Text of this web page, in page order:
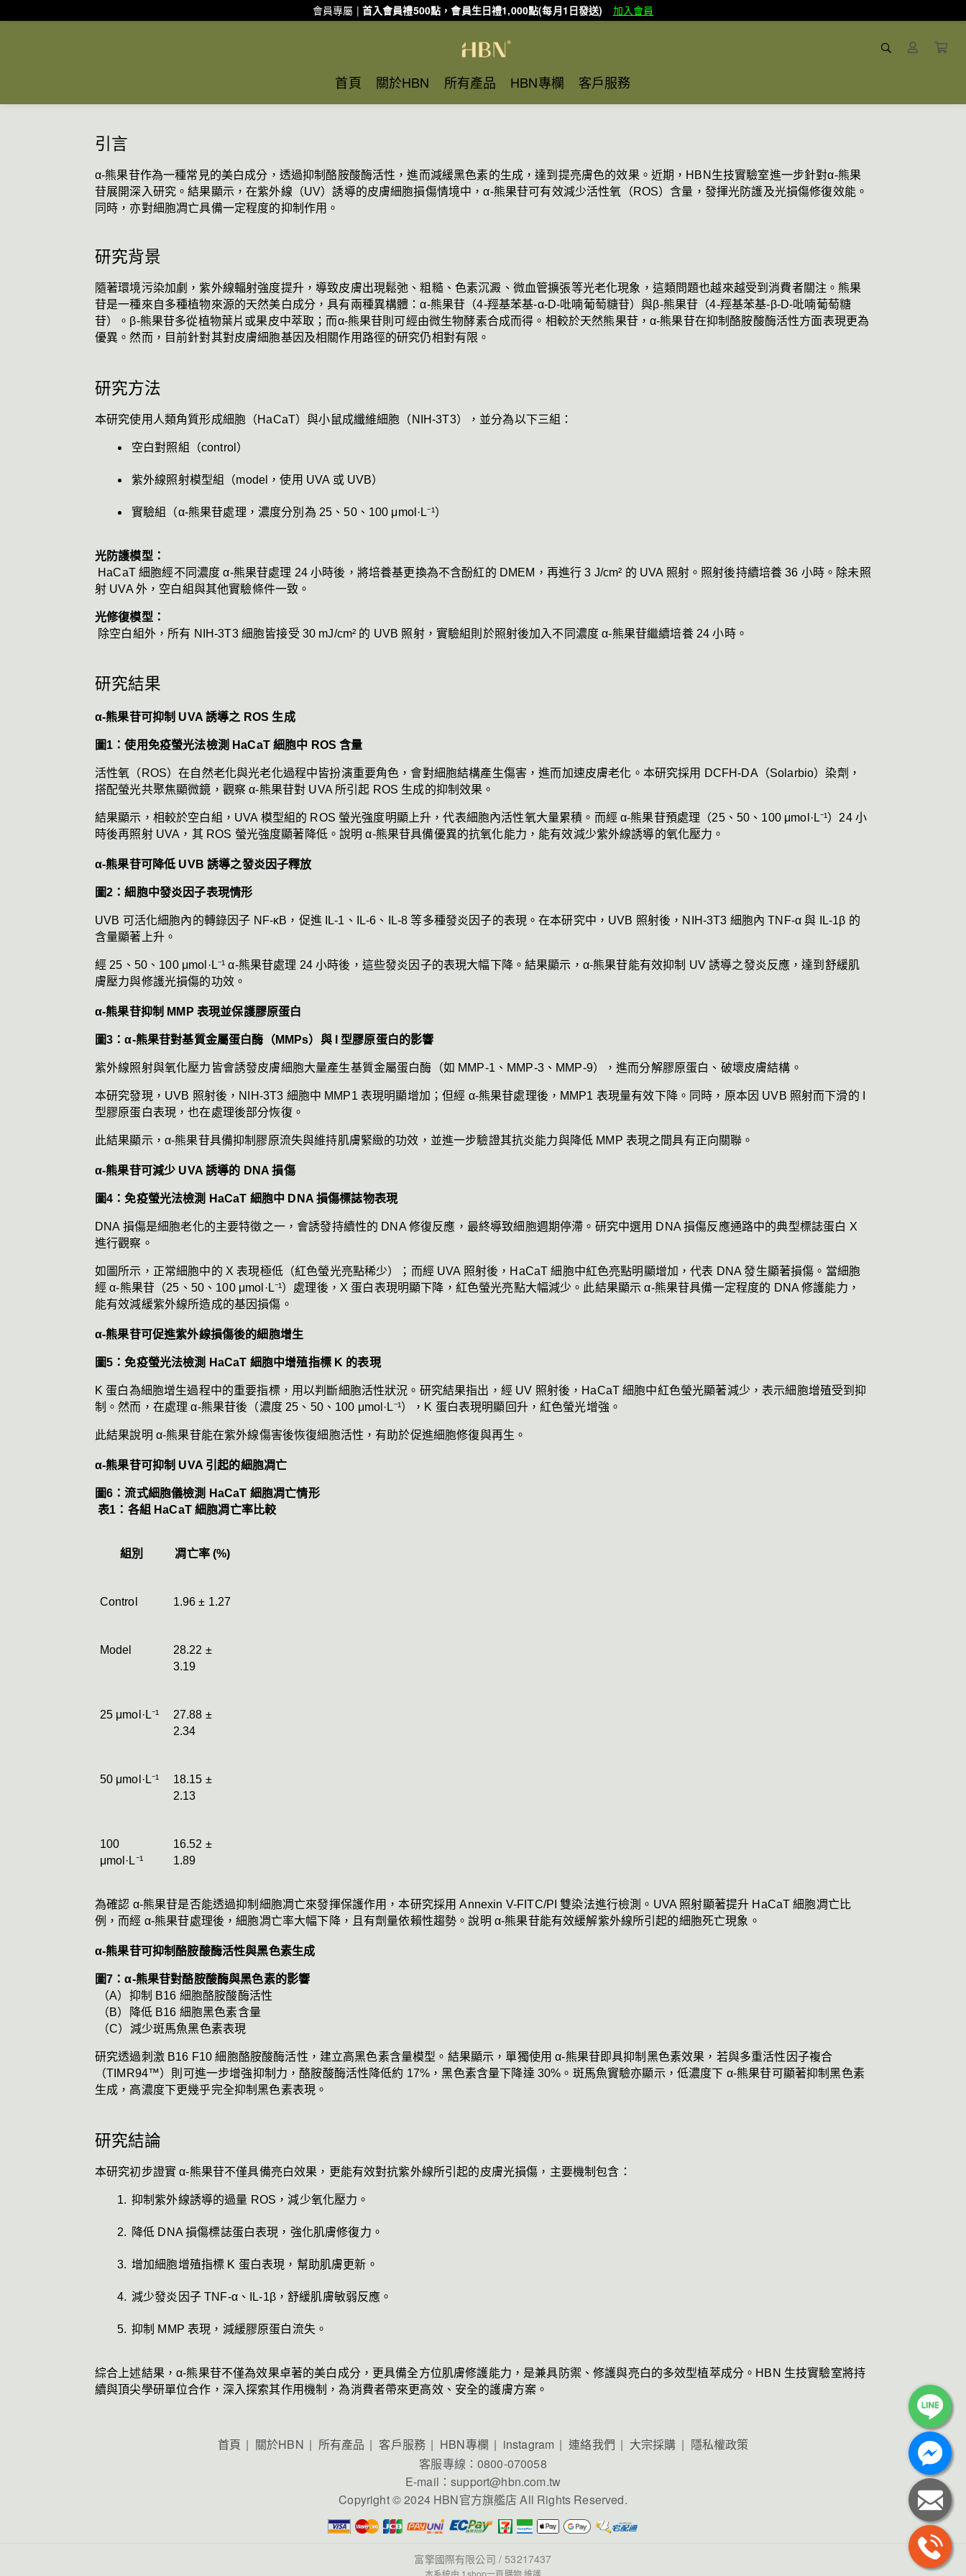
會員專屬 | 首入會員禮500點，會員生日禮1,000點(每月1日發送) 加入會員
首頁 關於HBN 所有產品 HBN專欄 客戶服務
引言
α-熊果苷作為一種常見的美白成分，透過抑制酪胺酸酶活性，進而減緩黑色素的生成，達到提亮膚色的效果。近期，HBN生技實驗室進一步針對α-熊果
苷展開深入研究。結果顯示，在紫外線（UV）誘導的皮膚細胞損傷情境中，α-熊果苷可有效減少活性氧（ROS）含量，發揮光防護及光損傷修復效能。
同時，亦對細胞凋亡具備一定程度的抑制作用。
研究背景
隨著環境污染加劇，紫外線輻射強度提升，導致皮膚出現鬆弛、粗糙、色素沉澱、微血管擴張等光老化現象，這類問題也越來越受到消費者關注。熊果
苷是一種來自多種植物來源的天然美白成分，具有兩種異構體：α-熊果苷（4-羥基苯基-α-D-吡喃葡萄糖苷）與β-熊果苷（4-羥基苯基-β-D-吡喃葡萄糖
苷）。β-熊果苷多從植物葉片或果皮中萃取；而α-熊果苷則可經由微生物酵素合成而得。相較於天然熊果苷，α-熊果苷在抑制酪胺酸酶活性方面表現更為
優異。然而，目前針對其對皮膚細胞基因及相關作用路徑的研究仍相對有限。
研究方法
本研究使用人類角質形成細胞（HaCaT）與小鼠成纖維細胞（NIH-3T3），並分為以下三組：
空白對照組（control）
紫外線照射模型組（model，使用 UVA 或 UVB）
實驗組（α-熊果苷處理，濃度分別為 25、50、100 μmol·L⁻¹）
光防護模型：
射 UVA 外，空白組與其他實驗條件一致。
光修復模型：
除空白組外，所有 NIH-3T3 細胞皆接受 30 mJ/cm² 的 UVB 照射，實驗組則於照射後加入不同濃度 α-熊果苷繼續培養 24 小時。
研究結果
α-熊果苷可抑制 UVA 誘導之 ROS 生成
圖1：使用免疫螢光法檢測 HaCaT 細胞中 ROS 含量
活性氧（ROS）在自然老化與光老化過程中皆扮演重要角色，會對細胞結構產生傷害，進而加速皮膚老化。本研究採用 DCFH-DA（Solarbio）染劑，
搭配螢光共聚焦顯微鏡，觀察 α-熊果苷對 UVA 所引起 ROS 生成的抑制效果。
結果顯示，相較於空白組，UVA 模型組的 ROS 螢光強度明顯上升，代表細胞內活性氧大量累積。而經 α-熊果苷預處理（25、50、100 μmol·L⁻¹）24 小
時後再照射 UVA，其 ROS 螢光強度顯著降低。說明 α-熊果苷具備優異的抗氧化能力，能有效減少紫外線誘導的氧化壓力。
α-熊果苷可降低 UVB 誘導之發炎因子釋放
圖2：細胞中發炎因子表現情形
UVB 可活化細胞內的轉錄因子 NF-κB，促進 IL-1、IL-6、IL-8 等多種發炎因子的表現。在本研究中，UVB 照射後，NIH-3T3 細胞內 TNF-α 與 IL-1β 的
含量顯著上升。
經 25、50、100 μmol·L⁻¹ α-熊果苷處理 24 小時後，這些發炎因子的表現大幅下降。結果顯示，α-熊果苷能有效抑制 UV 誘導之發炎反應，達到舒緩肌
膚壓力與修護光損傷的功效。
α-熊果苷抑制 MMP 表現並保護膠原蛋白
圖3：α-熊果苷對基質金屬蛋白酶（MMPs）與 I 型膠原蛋白的影響
紫外線照射與氧化壓力皆會誘發皮膚細胞大量產生基質金屬蛋白酶（如 MMP-1、MMP-3、MMP-9），進而分解膠原蛋白、破壞皮膚結構。
本研究發現，UVB 照射後，NIH-3T3 細胞中 MMP1 表現明顯增加；但經 α-熊果苷處理後，MMP1 表現量有效下降。同時，原本因 UVB 照射而下滑的 I
型膠原蛋白表現，也在處理後部分恢復。
此結果顯示，α-熊果苷具備抑制膠原流失與維持肌膚緊緻的功效，並進一步驗證其抗炎能力與降低 MMP 表現之間具有正向關聯。
α-熊果苷可減少 UVA 誘導的 DNA 損傷
圖4：免疫螢光法檢測 HaCaT 細胞中 DNA 損傷標誌物表現
DNA 損傷是細胞老化的主要特徵之一，會誘發持續性的 DNA 修復反應，最終導致細胞週期停滯。研究中選用 DNA 損傷反應通路中的典型標誌蛋白 X
進行觀察。
如圖所示，正常細胞中的 X 表現極低（紅色螢光亮點稀少）；而經 UVA 照射後，HaCaT 細胞中紅色亮點明顯增加，代表 DNA 發生顯著損傷。當細胞
經 α-熊果苷（25、50、100 μmol·L⁻¹）處理後，X 蛋白表現明顯下降，紅色螢光亮點大幅減少。此結果顯示 α-熊果苷具備一定程度的 DNA 修護能力，
能有效減緩紫外線所造成的基因損傷。
α-熊果苷可促進紫外線損傷後的細胞增生
圖5：免疫螢光法檢測 HaCaT 細胞中增殖指標 K 的表現
K 蛋白為細胞增生過程中的重要指標，用以判斷細胞活性狀況。研究結果指出，經 UV 照射後，HaCaT 細胞中紅色螢光顯著減少，表示細胞增殖受到抑
制。然而，在處理 α-熊果苷後（濃度 25、50、100 μmol·L⁻¹），K 蛋白表現明顯回升，紅色螢光增強。
此結果說明 α-熊果苷能在紫外線傷害後恢復細胞活性，有助於促進細胞修復與再生。
α-熊果苷可抑制 UVA 引起的細胞凋亡
圖6：流式細胞儀檢測 HaCaT 細胞凋亡情形
表1：各組 HaCaT 細胞凋亡率比較
組別 凋亡率 (%)
Control 1.96 ± 1.27
Model
28.22 ±
3.19
25 μmol·L⁻¹
27.88 ±
2.34
50 μmol·L⁻¹
18.15 ±
2.13
100
μmol·L⁻¹
16.52 ±
1.89
為確認 α-熊果苷是否能透過抑制細胞凋亡來發揮保護作用，本研究採用 Annexin V-FITC/PI 雙染法進行檢測。UVA 照射顯著提升 HaCaT 細胞凋亡比
例，而經 α-熊果苷處理後，細胞凋亡率大幅下降，且有劑量依賴性趨勢。說明 α-熊果苷能有效緩解紫外線所引起的細胞死亡現象。
α-熊果苷可抑制酪胺酸酶活性與黑色素生成
圖7：α-熊果苷對酪胺酸酶與黑色素的影響
（A）抑制 B16 細胞酪胺酸酶活性
（B）降低 B16 細胞黑色素含量
（C）減少斑馬魚黑色素表現
研究透過刺激 B16 F10 細胞酪胺酸酶活性，建立高黑色素含量模型。結果顯示，單獨使用 α-熊果苷即具抑制黑色素效果，若與多重活性因子複合
（TIMR94™）則可進一步增強抑制力，酪胺酸酶活性降低約 17%，黑色素含量下降達 30%。斑馬魚實驗亦顯示，低濃度下 α-熊果苷可顯著抑制黑色素
生成，高濃度下更幾乎完全抑制黑色素表現。
研究結論
本研究初步證實 α-熊果苷不僅具備亮白效果，更能有效對抗紫外線所引起的皮膚光損傷，主要機制包含：
抑制紫外線誘導的過量 ROS，減少氧化壓力。
降低 DNA 損傷標誌蛋白表現，強化肌膚修復力。
增加細胞增殖指標 K 蛋白表現，幫助肌膚更新。
減少發炎因子 TNF-α、IL-1β，舒緩肌膚敏弱反應。
抑制 MMP 表現，減緩膠原蛋白流失。
綜合上述結果，α-熊果苷不僅為效果卓著的美白成分，更具備全方位肌膚修護能力，是兼具防禦、修護與亮白的多效型植萃成分。HBN 生技實驗室將持
續與頂尖學研單位合作，深入探索其作用機制，為消費者帶來更高效、安全的護膚方案。
首頁 關於HBN 所有產品 客戶服務 HBN專欄 instagram 連絡我們 大宗採購
隱私權政策
客服專線：0800-070058
E-mail：support@hbn.com.tw
Copyright © 2024 HBN官方旗艦店 All Rights Reserved.
富擎國際有限公司 / 53217437
本系統由 1shop一頁購物維護